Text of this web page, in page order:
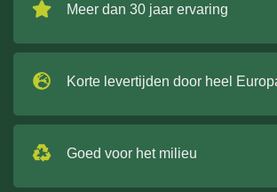
Meer dan 30 jaar ervaring
Korte levertijden door heel
Goed voor het milieu